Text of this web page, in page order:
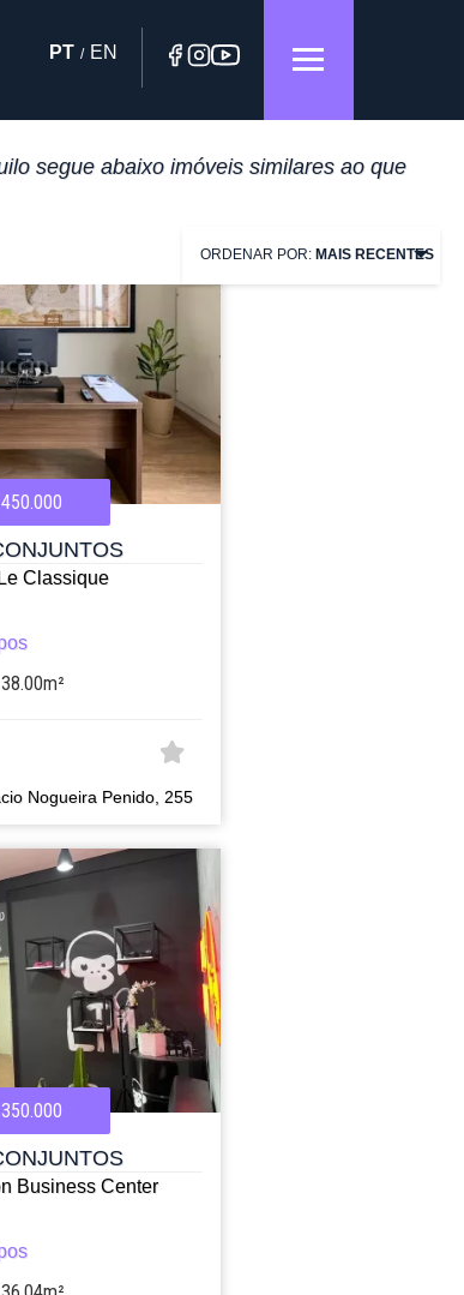
PT / EN
segue abaixo imóveis similares ao que
ORDENAR POR: MAIS RECENTES
Classique
38.00m²
Nogueira Penido, 255
Business Center